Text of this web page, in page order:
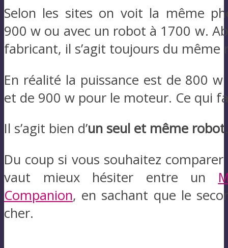
Selon les sites on voit la même
900 w ou avec un robot à 1700 w.
fabricant, il s’agit toujours du même
En réalité la puissance est de 800
et de 900 w pour le moteur. Ce qui
Il s’agit bien d’un seul et même robot.
Du coup si vous souhaitez
vaut mieux hésiter entre un
Companion, en sachant que le
cher.